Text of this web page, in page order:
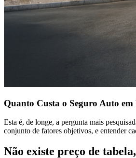
Quanto Custa o Seguro Auto em
Esta é, de longe, a pergunta mais
conjunto de fatores objetivos, e entender
Não existe preço de